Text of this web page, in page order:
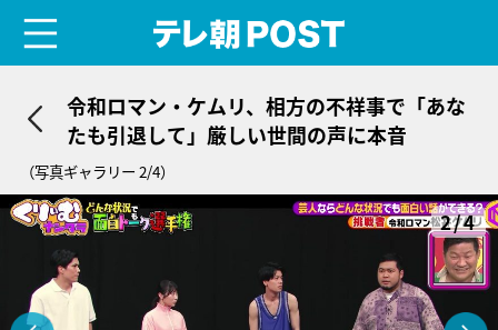
令和ロマン・ケムリ、相方の不祥事で「あな
たも引退して」厳しい世間の声に本音
（写真ギャラリー 2/4）
2/4